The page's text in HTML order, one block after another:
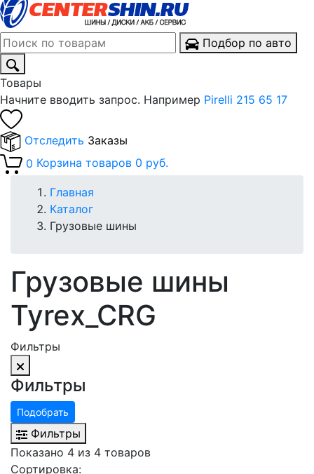
Подбор по авто
Товары
Начните вводить запрос. Например Pirelli 215 65 17
Отследить Заказы
0 Корзина товаров 0 руб.
Главная
Каталог
Грузовые шины
Грузовые шины
Tyrex_CRG
Фильтры
Фильтры
Подобрать
Фильтры
Показано 4 из 4 товаров
Сортировка: